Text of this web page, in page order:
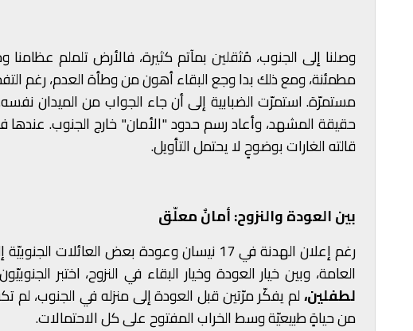
وصلنا إلى الجنوب، مُثقلين بمآتم كثيرة، فالأرض تلملم
مطمئنة، ومع ذلك بدا وجع البقاء أهون من وطأة العدم، رغم
مستمرّة.استمرّت الضبابية إلى أن جاء الجواب من الميدان
حقيقة المشهد، وأعاد رسم حدود "الأمان" خارج الجنوب.
قالته الغارات بوضوحٍ لا يحتمل التأويل.
بين العودة والنزوح: أمانٌ معلّق
رغم إعلان الهدنة في 17 نيسان وعودة بعض
العامة، وبين خيار العودة وخيار البقاء في النزوح، اختبر
لطفلين،لم يفكّر مرّتين قبل العودة إلى منزله في الجنوب،
من حياةٍ طبيعيّة وسط الخراب المفتوح على كل الاحتمالات.